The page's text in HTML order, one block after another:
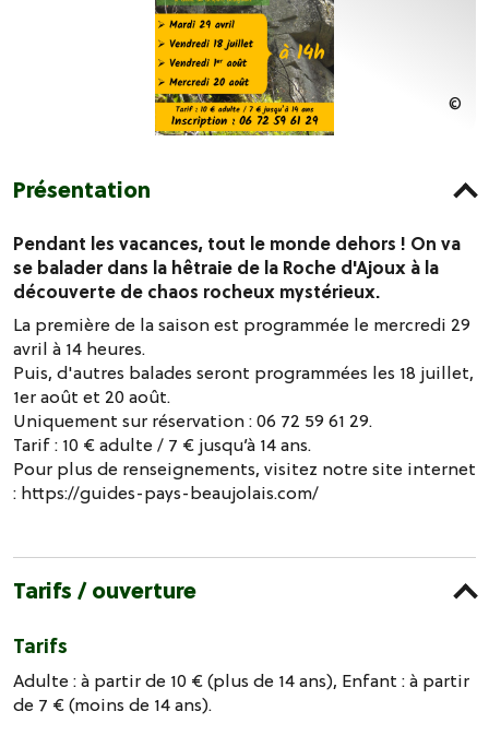
Présentation
Pendant les vacances, tout le monde dehors ! On va
se balader dans la hêtraie de la Roche d'Ajoux à la
découverte de chaos rocheux mystérieux.
La première de la saison est programmée le mercredi 29
avril à 14 heures.
Puis, d'autres balades seront programmées les 18 juillet,
1er août et 20 août.
Uniquement sur réservation : 06 72 59 61 29.
Tarif : 10 € adulte / 7 € jusqu’à 14 ans.
Pour plus de renseignements, visitez notre site internet
: https://guides-pays-beaujolais.com/
Tarifs / ouverture
Tarifs
Adulte : à partir de 10 € (plus de 14 ans), Enfant : à partir
de 7 € (moins de 14 ans).